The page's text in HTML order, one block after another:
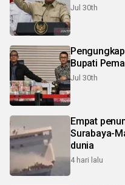
Jul 30th
Bupati
Jul 30th
Empat
Surabaya-
dunia
4 hari lalu